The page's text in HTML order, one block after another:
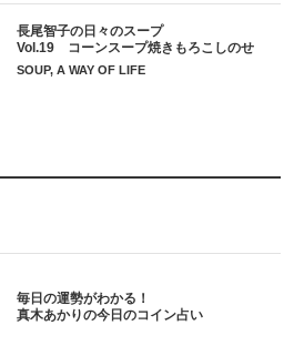
長尾智子の日々のスープ
Vol.19 コーンスープ焼きもろこしのせ
SOUP, A WAY OF LIFE
毎日の運勢がわかる！